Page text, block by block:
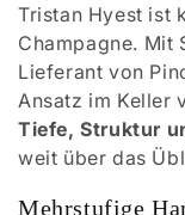
e
:
Tristan Hyest ist
Champagne. Mit
Lieferant von
Ansatz im Keller
Tiefe, Struktur
weit über das
Mehrstufige